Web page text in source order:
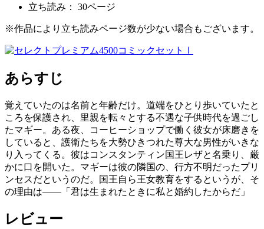
立ち読み： 30ページ
※作品により立ち読みページ数が少ない場合もございます。
あらすじ
覚えていたのは名前と年齢だけ。道端をひとり歩いていたと
ころを保護され、里親を転々とする不遇な子供時代を過ごし
たマギー。ある夜、コーヒーショップで働く彼女が床磨きを
していると、護衛たちを大勢ひきつれた尊大な男性がいきな
り入ってくる。彼はコンスタンティン国王レザと名乗り、厳
かに口を開いた。マギーは彼の隣国の、行方不明だったプリ
ンセスだというのだ。国王自ら王女教育をするというが、そ
の理由は――「君は生まれたときに私と婚約したからだ」
レビュー